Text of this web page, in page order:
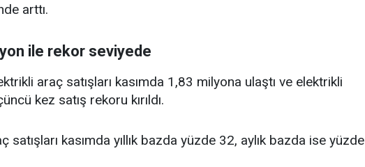
arttı.
ile rekor seviyede
araç satışları kasımda 1,83 milyona ulaştı ve elektrikli
kez satış rekoru kırıldı.
satışları kasımda yıllık bazda yüzde 32, aylık bazda ise yüzde